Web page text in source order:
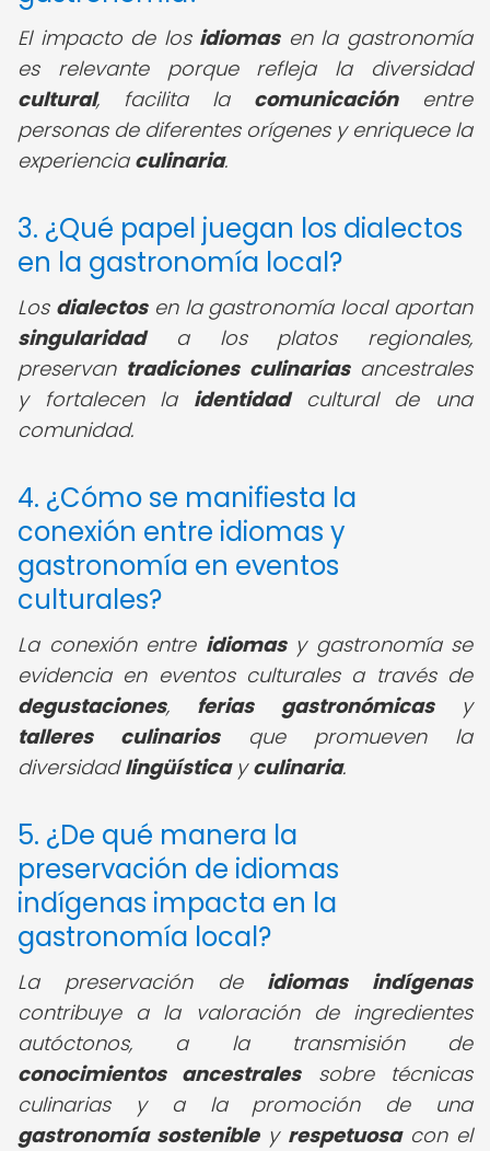
El impacto de los idiomasen la gastronomía
es relevante porque refleja la diversidad
cultural, facilita la comunicaciónentre
personas de diferentes orígenes y enriquece la
experiencia culinaria.
3. ¿Qué papel juegan los dialectos
en la gastronomía local?
Los dialectosen la gastronomía local aportan
singularidada los platos regionales,
preservan tradiciones culinariasancestrales
y fortalecen la identidadcultural de una
comunidad.
4. ¿Cómo se manifiesta la
conexión entre idiomas y
gastronomía en eventos
culturales?
La conexión entre idiomasy gastronomía se
evidencia en eventos culturales a través de
degustaciones, ferias gastronómicasy
talleres culinariosque promueven la
diversidadlingüísticayculinaria.
5. ¿De qué manera la
preservación de idiomas
indígenas impacta en la
gastronomía local?
La preservación de idiomas indígenas
contribuye a la valoración de ingredientes
autóctonos, a la transmisión de
conocimientos ancestralessobre técnicas
culinarias y a la promoción de una
gastronomía sostenibley respetuosacon el